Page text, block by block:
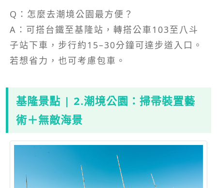
Q：怎麼去潮境公園最方便？
A：可搭台鐵至基隆站，轉搭公車103至八斗
子站下車，步行約15–30分鐘可達步道入口。
若想省力，也可考慮包車。
基隆景點 | 2.潮境公園：掃帚裝置藝
術＋無敵海景